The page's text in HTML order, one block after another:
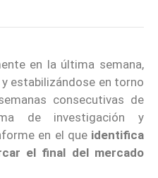
en la última semana,
y estabilizándose en torno
consecutivas de
de investigación y
en el que identifica
el final del mercado